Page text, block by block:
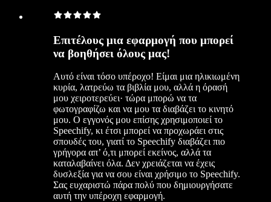
Επιτέλους μια εφαρμογή που μπορεί
να βοηθήσει όλους μας!
Αυτό είναι τόσο υπέροχο! Είμαι μια ηλικιωμένη
κυρία, λατρεύω τα βιβλία μου, αλλά η όρασή
μου χειροτερεύει· τώρα μπορώ να τα
φωτογραφίζω και να μου τα διαβάζει το κινητό
μου. Ο εγγονός μου επίσης χρησιμοποιεί το
Speechify, κι έτσι μπορεί να προχωράει στις
σπουδές του, γιατί το Speechify διαβάζει πιο
γρήγορα απ’ ό,τι μπορεί εκείνος, αλλά τα
καταλαβαίνει όλα. Δεν χρειάζεται να έχεις
δυσλεξία για να σου είναι χρήσιμο το Speechify.
Σας ευχαριστώ πάρα πολύ που δημιουργήσατε
αυτή την υπέροχη εφαρμογή.